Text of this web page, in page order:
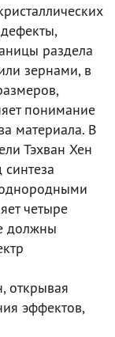
раздела
зернами, в
понимание
материала. В
Тэхван Хен
четыре
должны
открывая
эффектов,